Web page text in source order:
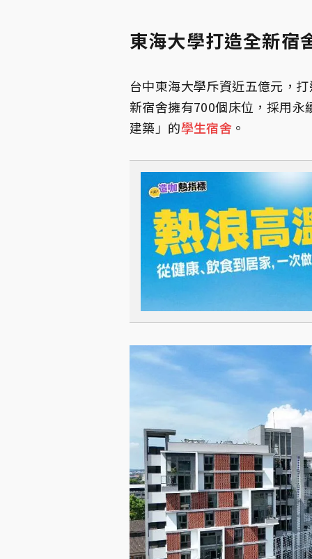
東海大學打造全新宿
台中東海大學斥資近五億元，
新宿舍擁有700個床位，採用
建築」的學生宿舍 。